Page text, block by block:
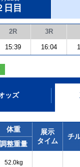
日目
2R 3R
15:39 16:04
ッズ
体重
展示
タイム
チ
調整重量
52.0kg